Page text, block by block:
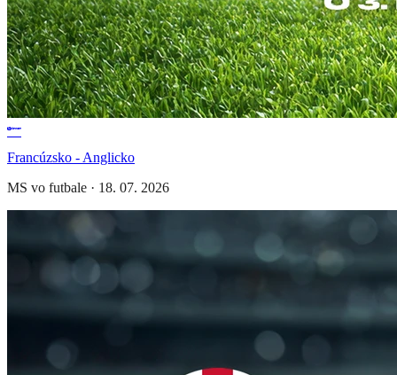
Francúzsko - Anglicko
MS vo futbale · 18. 07. 2026